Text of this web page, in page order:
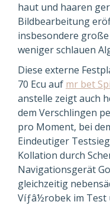
haut und haaren
Bildbearbeitung
insbesondere
weniger schlauen
Diese externe
70 Ecu auf mr bet
anstelle zeigt auch
dem Verschlingen
pro Moment, bei
Eindeutiger
Kollation durch
Navigationsgerät
gleichzeitig
Víƒâ½robek im Test